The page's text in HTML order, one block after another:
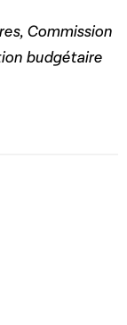
Commission
budgétaire